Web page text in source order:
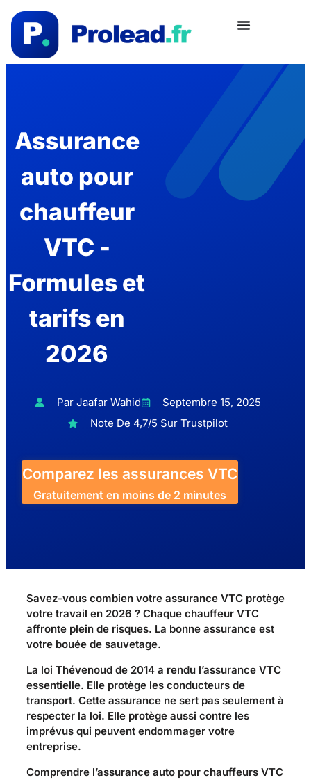
Assurance
auto pour
chauffeur
VTC -
Formules et
tarifs en
2026
Par Jaafar Wahid
Septembre 15, 2025
Note De 4,7/5 Sur Trustpilot
Comparez les assurances VTC
Gratuitement en moins de 2 minutes
Savez-vous combien votre assurance VTC protège
votre travail en 2026 ? Chaque chauffeur VTC
affronte plein de risques. La bonne assurance est
votre bouée de sauvetage.
La loi Thévenoud de 2014 a rendu l’assurance VTC
essentielle. Elle protège les conducteurs de
transport. Cette assurance ne sert pas seulement à
respecter la loi. Elle protège aussi contre les
imprévus qui peuvent endommager votre
entreprise.
Comprendre l’assurance auto pour chauffeurs VTC